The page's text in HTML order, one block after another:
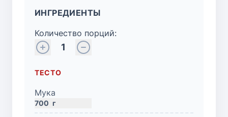
ИНГРЕДИЕНТЫ
Количество порций:
1
ТЕСТО
Мука
700 г